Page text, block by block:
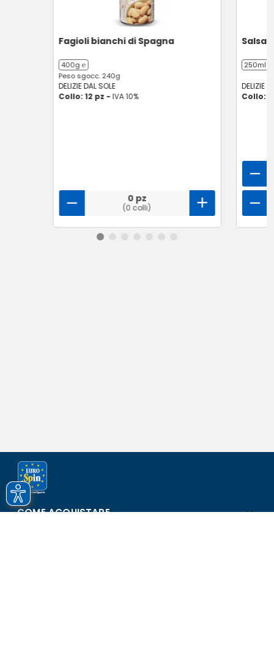
Fagioli bianchi di Spagna
400g ℮
Peso sgocc. 240g
DELIZIE DAL SOLE
Collo: 12 pz - IVA 10%
0 pz
(0 colli)
Salsa
250ml ℮
DELIZIE
Collo:
COME ACQUISTARE